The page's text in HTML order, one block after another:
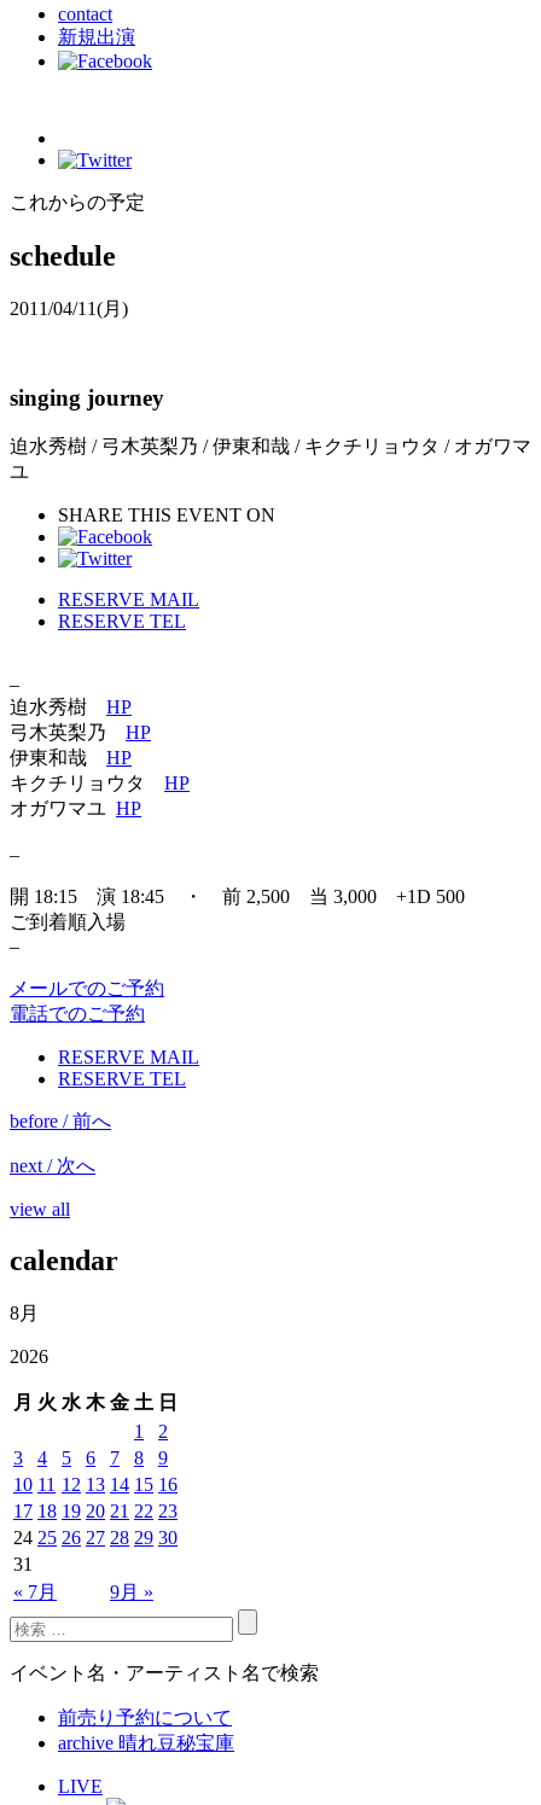
contact
新規出演
これからの予定
schedule
2011/04/11(月)
singing journey
迫水秀樹 / 弓木英梨乃 / 伊東和哉 / キクチリョウタ / オガワマ
ユ
SHARE THIS EVENT ON
RESERVE MAIL
RESERVE TEL
–
迫水秀樹 HP
弓木英梨乃 HP
伊東和哉 HP
キクチリョウタ HP
オガワマユ HP
–
開 18:15 演 18:45 ・ 前 2,500 当 3,000 +1D 500
ご到着順入場
–
メールでのご予約
電話でのご予約
RESERVE MAIL
RESERVE TEL
before / 前へ
next / 次へ
view all
calendar
8月
2026
月 火 水 木 金 土 日
« 7月 9月 »
1
2
3
4 5 6 7 8
9
10 11 12 13 14 15 16
17 18 19 20 21 22 23
24 25 26 27 28 29 30
31
イベント名・アーティスト名で検索
前売り予約について
archive 晴れ豆秘宝庫
LIVE